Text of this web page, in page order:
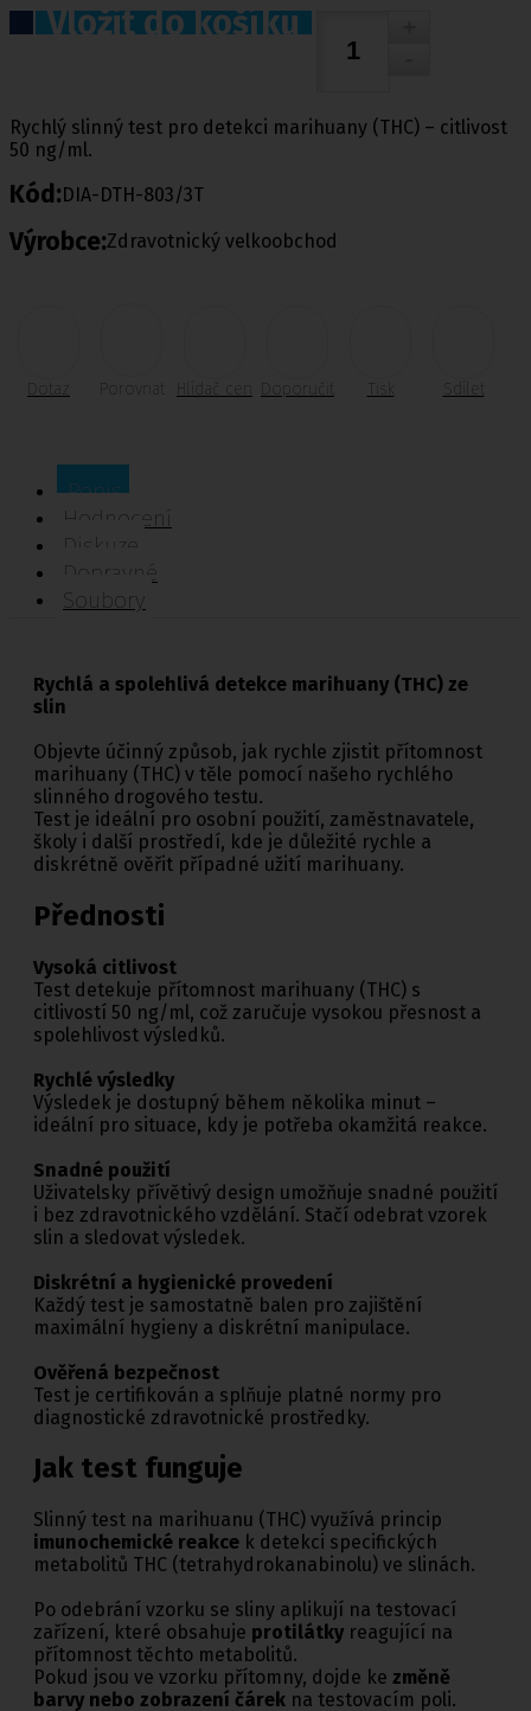
Vložit do košíku
Rychlý slinný test pro detekci marihuany (THC) – citlivost
50 ng/ml.
Kód:DIA-DTH-803/3T
Výrobce:Zdravotnický velkoobchod
Dotaz Porovnat Doporučit Tisk Sdílet
Popis
Hodnocení
Diskuze
Dopravné
Soubory
Rychlá a spolehlivá detekce marihuany (THC) ze
slin
Objevte účinný způsob, jak rychle zjistit přítomnost
marihuany (THC) v těle pomocí našeho rychlého
slinného drogového testu.
Test je ideální pro osobní použití, zaměstnavatele,
školy i další prostředí, kde je důležité rychle a
diskrétně ověřit případné užití marihuany.
Přednosti
Vysoká citlivost
Test detekuje přítomnost marihuany (THC) s
citlivostí 50 ng/ml, což zaručuje vysokou přesnost a
spolehlivost výsledků.
Rychlé výsledky
Výsledek je dostupný během několika minut –
ideální pro situace, kdy je potřeba okamžitá reakce.
Snadné použití
Uživatelsky přívětivý design umožňuje snadné použití
i bez zdravotnického vzdělání. Stačí odebrat vzorek
slin a sledovat výsledek.
Diskrétní a hygienické provedení
Každý test je samostatně balen pro zajištění
maximální hygieny a diskrétní manipulace.
Ověřená bezpečnost
Test je certifikován a splňuje platné normy pro
diagnostické zdravotnické prostředky.
Jak test funguje
Slinný test na marihuanu (THC) využívá princip
imunochemické reakce k detekci specifických
metabolitů THC (tetrahydrokanabinolu) ve slinách.
Po odebrání vzorku se sliny aplikují na testovací
zařízení, které obsahuje protilátky reagující na
přítomnost těchto metabolitů.
Pokud jsou ve vzorku přítomny, dojde ke změně
barvy nebo zobrazení čárek na testovacím poli.